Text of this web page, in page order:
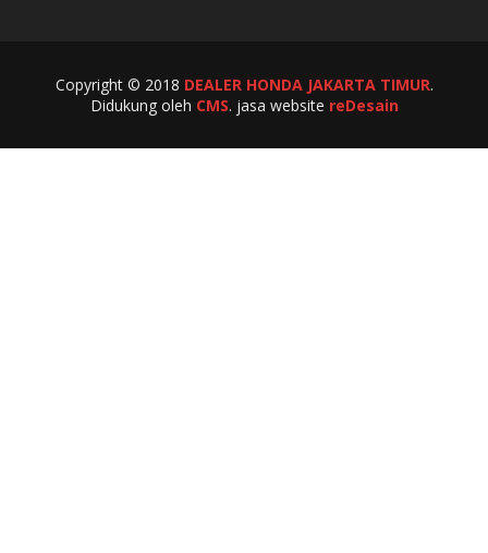
Copyright © 2018 DEALER HONDA JAKARTA TIMUR.
Didukung oleh CMS. jasa website reDesain